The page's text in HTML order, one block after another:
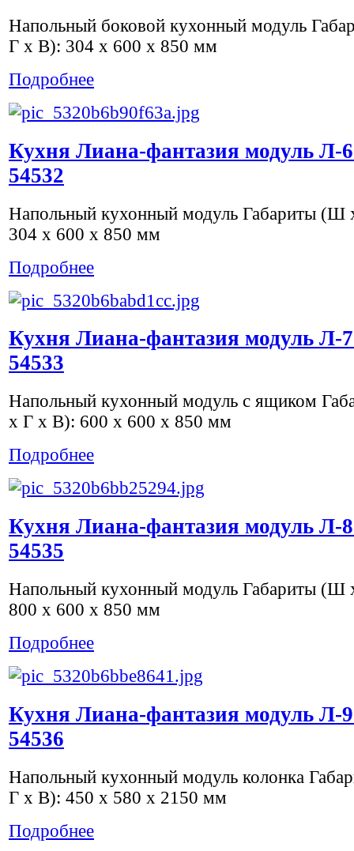
Напольный боковой кухонный модуль
Г х В): 304 x 600 x 850 мм
Подробнее
Кухня Лиана-фантазия модуль Л-
54532
Напольный кухонный модуль Габариты (Ш
304 x 600 x 850 мм
Подробнее
Кухня Лиана-фантазия модуль Л-
54533
Напольный кухонный модуль с ящиком
х Г х В): 600 x 600 x 850 мм
Подробнее
Кухня Лиана-фантазия модуль Л-
54535
Напольный кухонный модуль Габариты (Ш
800 x 600 x 850 мм
Подробнее
Кухня Лиана-фантазия модуль Л-
54536
Напольный кухонный модуль колонка
Г х В): 450 x 580 x 2150 мм
Подробнее